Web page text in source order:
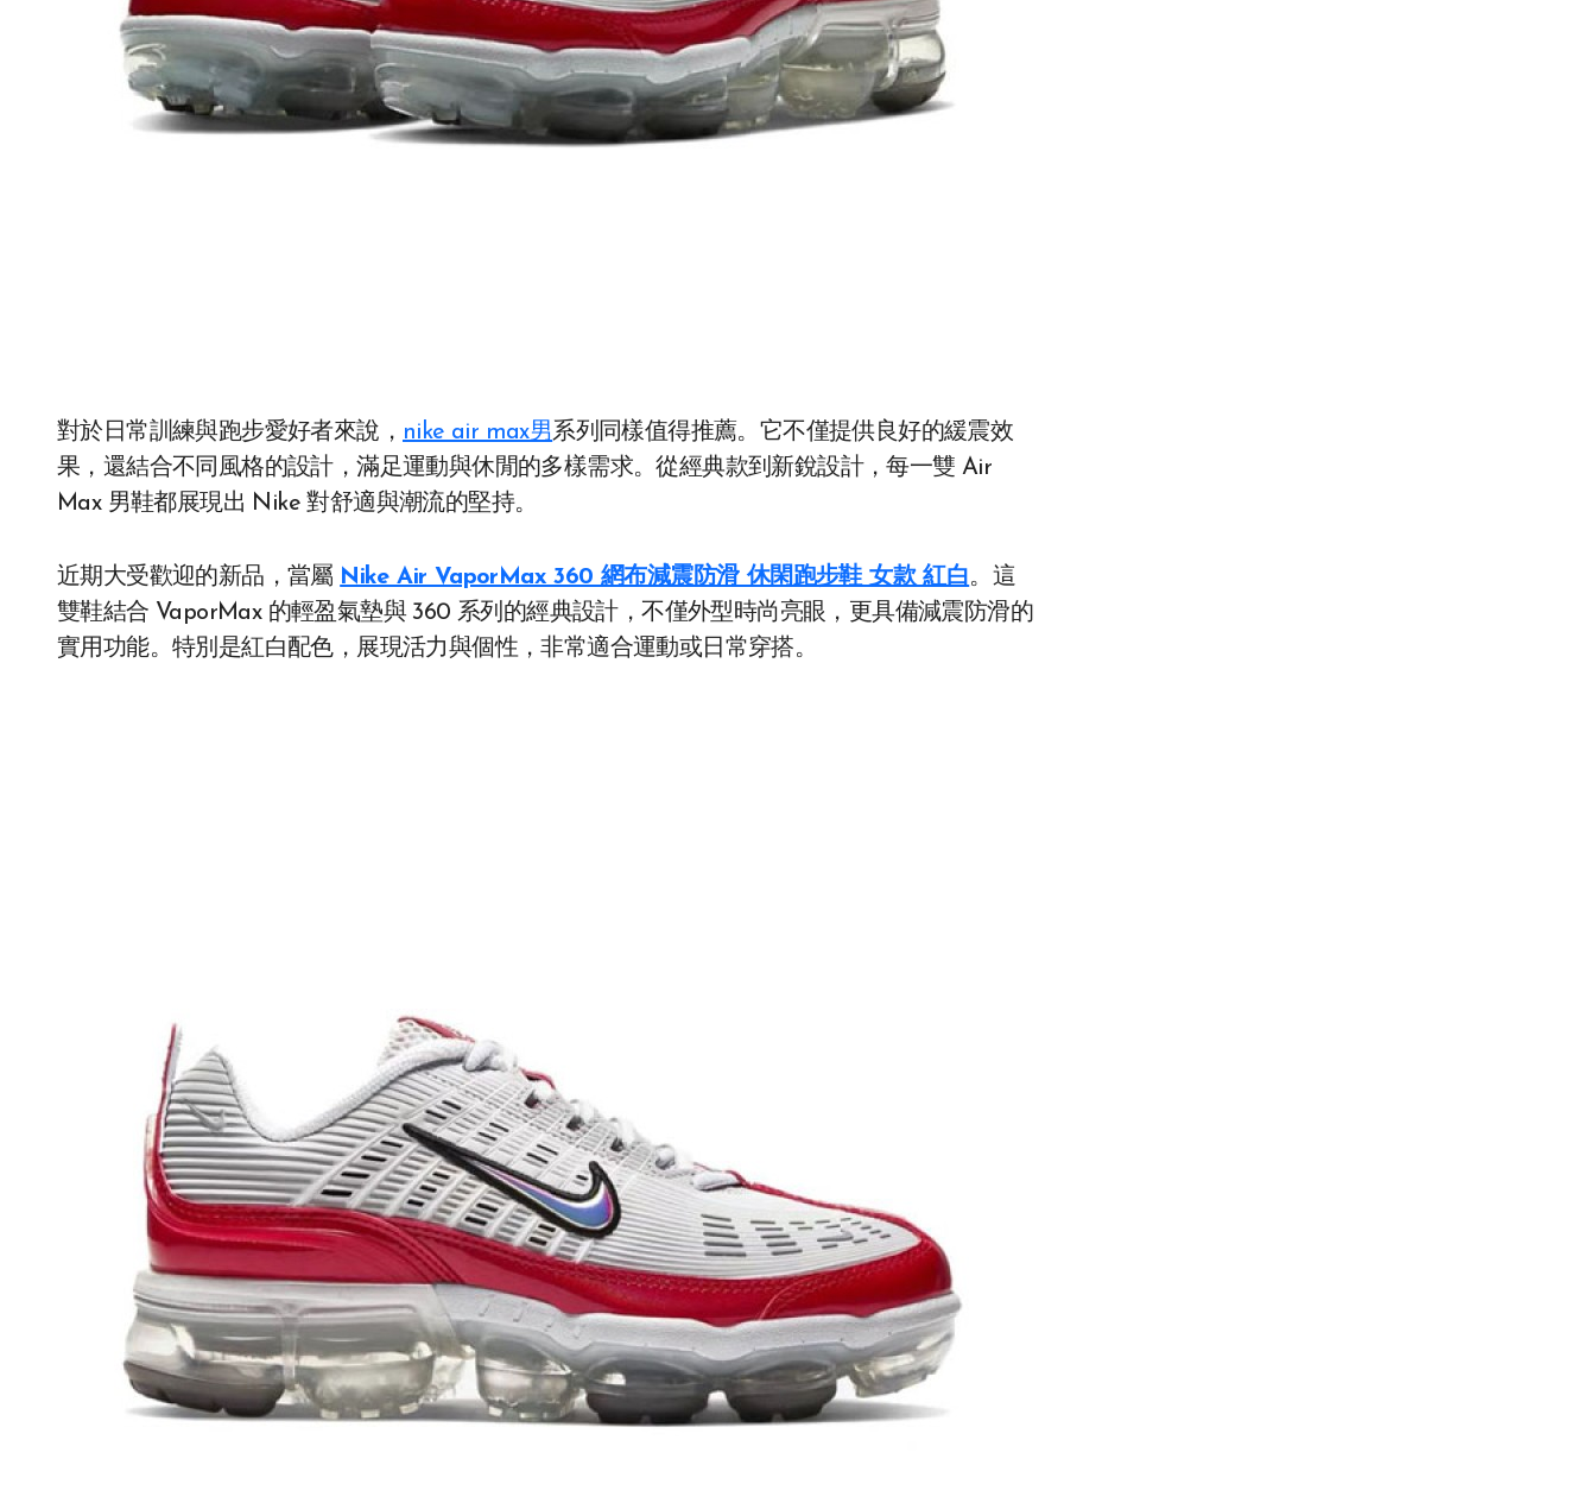
對於日常訓練與跑步愛好者來說， nike air max男系列同樣值得推薦。它不僅提供良好的緩震效
果，還結合不同風格的設計，滿足運動與休閒的多樣需求。從經典款到新銳設計，每一雙 Air
Max 男鞋都展現出 Nike 對舒適與潮流的堅持。
近期大受歡迎的新品，當屬 Nike Air VaporMax 360 網布減震防滑 休閑跑步鞋 女款 紅白 。這
雙鞋結合 VaporMax 的輕盈氣墊與 360 系列的經典設計，不僅外型時尚亮眼，更具備減震防滑的
實用功能。特別是紅白配色，展現活力與個性，非常適合運動或日常穿搭。